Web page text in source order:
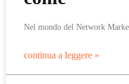
Nel mondo del Network
continua a leggere »